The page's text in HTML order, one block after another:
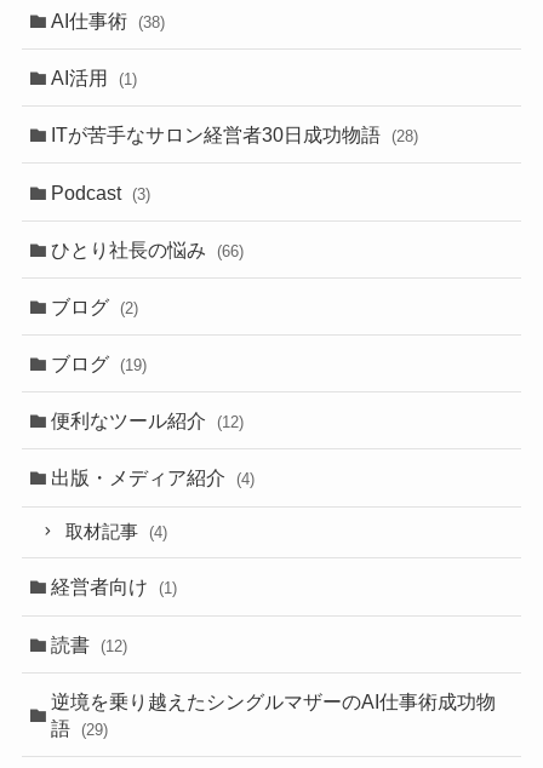
AI仕事術 (38)
AI活用 (1)
ITが苦手なサロン経営者30日成功物語 (28)
Podcast (3)
ひとり社長の悩み (66)
ブログ (2)
ブログ (19)
便利なツール紹介 (12)
出版・メディア紹介 (4)
取材記事 (4)
経営者向け (1)
読書 (12)
逆境を乗り越えたシングルマザーのAI仕事術成功物
語
(29)